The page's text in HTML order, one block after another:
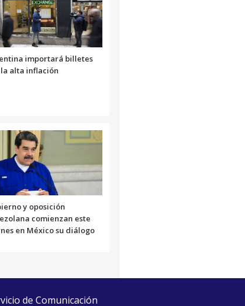
importará billetes
alta inflación
y oposición
comienzan este
en México su diálogo
de Comunicación